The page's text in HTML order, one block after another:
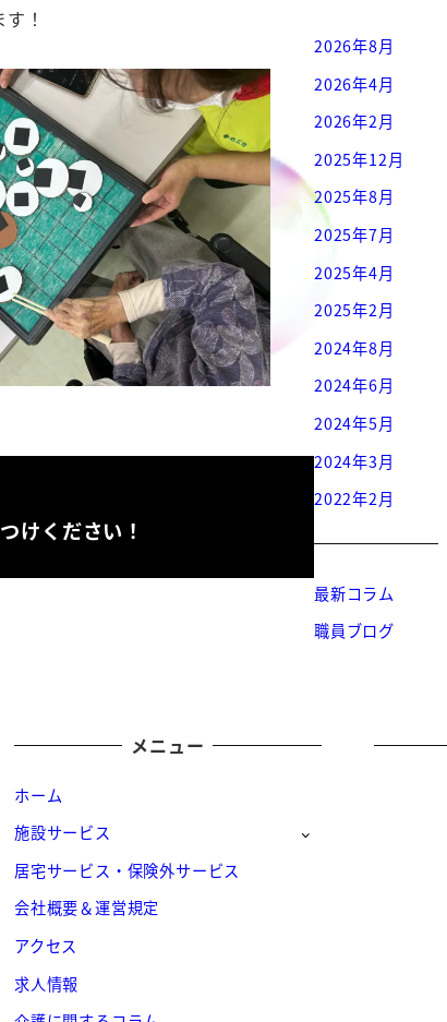
！
けください！
2026年8月
2026年4月
2026年2月
2025年12月
2025年8月
2025年7月
2025年4月
2025年2月
2024年8月
2024年6月
2024年5月
2024年3月
2022年2月
最新コラム
職員ブログ
メニュー
ホーム
施設サービス
居宅サービス・保険外サービス
会社概要＆運営規定
アクセス
求人情報